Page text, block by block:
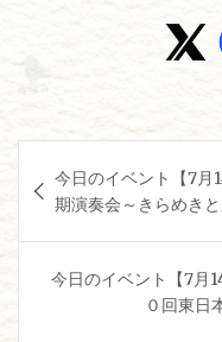
稿
ナ
今日のイベント【7
期演奏会～きらめき
今日のイベント【7月
０回東日